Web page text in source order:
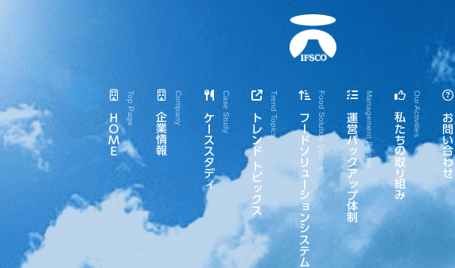
ＨＯＭＥTop Page 企業情報 Company ケーススタディ Case Study トレンド トピックスTrend Topics フードソリューションシステムFood Solution System 運営バックアップ体制Management System 私たちの取り組みOur Activities お問い合わせ